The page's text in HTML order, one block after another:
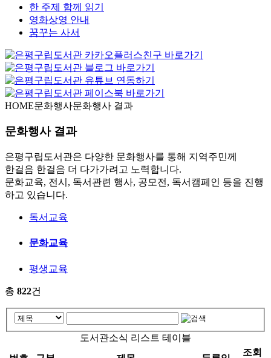
한 주제 함께 읽기
영화상영 안내
꿈꾸는 사서
HOME문화행사문화행사 결과
문화행사 결과
은평구립도서관은 다양한 문화행사를 통해 지역주민께
한걸음 한걸음 더 다가가려고 노력합니다.
문화교육, 전시, 독서관련 행사, 공모전, 독서캠페인 등을 진행
하고 있습니다.
독서교육
문화교육
평생교육
총 822건
도서관소식 리스트 테이블
조회